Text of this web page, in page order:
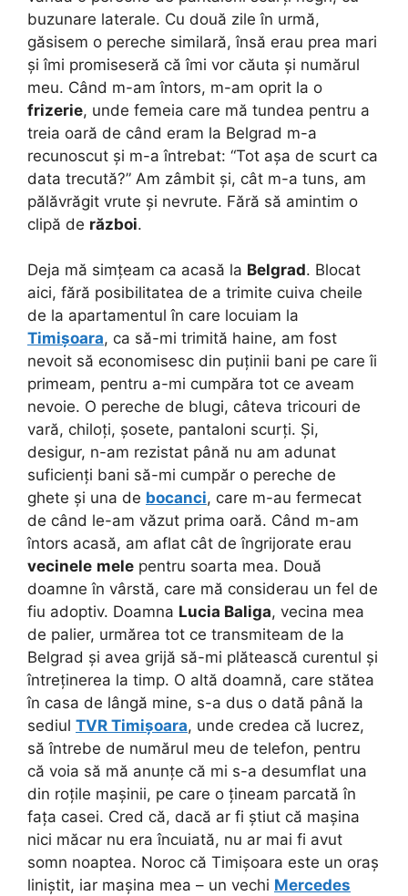
buzunare laterale. Cu două zile în urmă,
găsisem o pereche similară, însă erau prea mari
și îmi promiseseră că îmi vor căuta și numărul
meu. Când m-am întors, m-am oprit la o
frizerie, unde femeia care mă tundea pentru a
treia oară de când eram la Belgrad m-a
recunoscut și m-a întrebat: “Tot așa de scurt ca
data trecută?” Am zâmbit și, cât m-a tuns, am
pălăvrăgit vrute și nevrute. Fără să amintim o
clipă de război.
Deja mă simțeam ca acasă la Belgrad. Blocat
aici, fără posibilitatea de a trimite cuiva cheile
de la apartamentul în care locuiam la
Timișoara, ca să-mi trimită haine, am fost
nevoit să economisesc din puținii bani pe care îi
primeam, pentru a-mi cumpăra tot ce aveam
nevoie. O pereche de blugi, câteva tricouri de
vară, chiloți, șosete, pantaloni scurți. Și,
desigur, n-am rezistat până nu am adunat
suficienți bani să-mi cumpăr o pereche de
ghete și una de bocanci, care m-au fermecat
de când le-am văzut prima oară. Când m-am
întors acasă, am aflat cât de îngrijorate erau
vecinele mele pentru soarta mea. Două
doamne în vârstă, care mă considerau un fel de
fiu adoptiv. Doamna Lucia Baliga, vecina mea
de palier, urmărea tot ce transmiteam de la
Belgrad și avea grijă să-mi plătească curentul și
întreținerea la timp. O altă doamnă, care stătea
în casa de lângă mine, s-a dus o dată până la
sediul TVR Timișoara, unde credea că lucrez,
să întrebe de numărul meu de telefon, pentru
că voia să mă anunțe că mi s-a desumflat una
din roțile mașinii, pe care o țineam parcată în
fața casei. Cred că, dacă ar fi știut că mașina
nici măcar nu era încuiată, nu ar mai fi avut
somn noaptea. Noroc că Timișoara este un oraș
liniștit, iar mașina mea – un vechi Mercedes